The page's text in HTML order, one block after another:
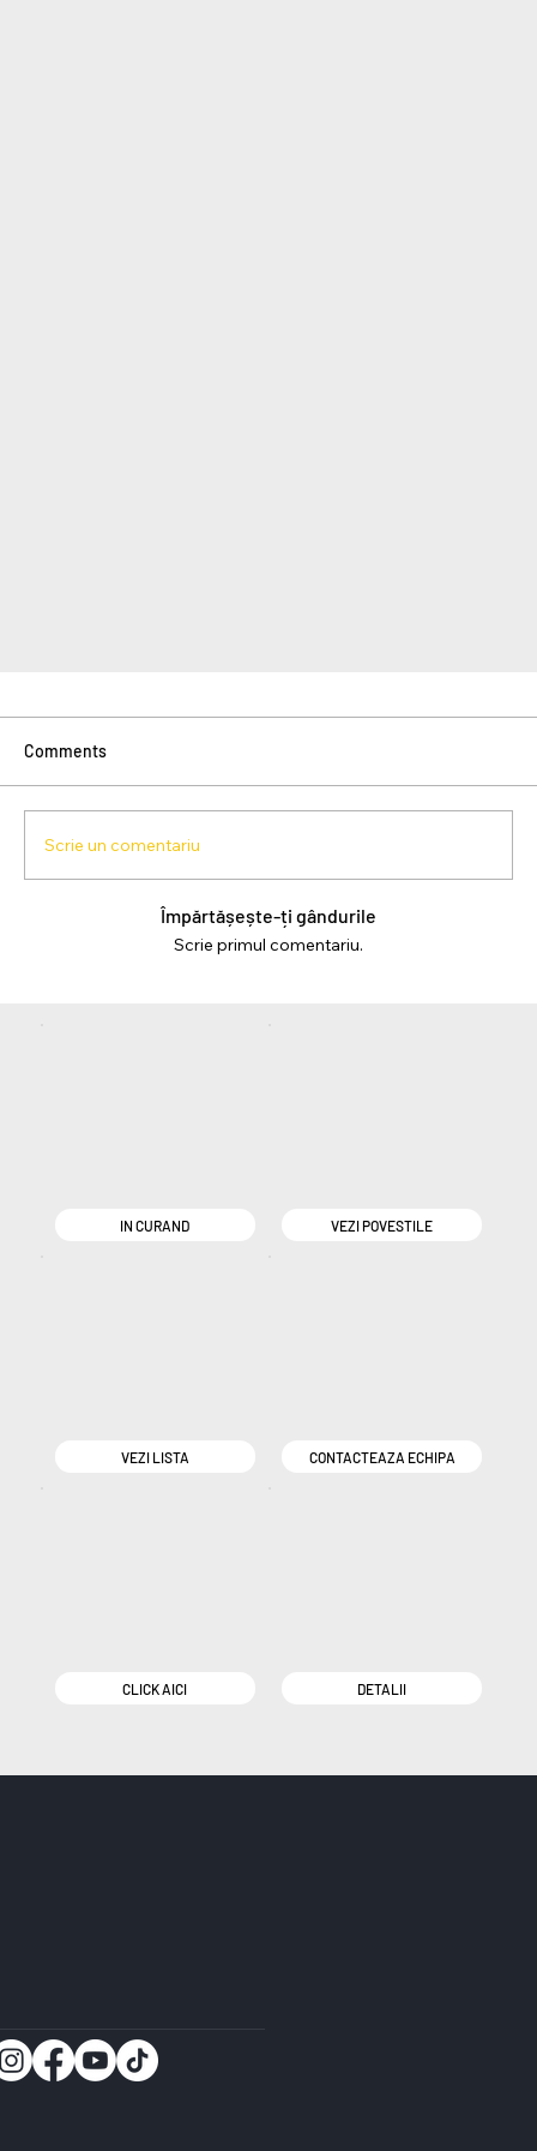
Comments
Scrie un comentariu
Împărtășește-ți gândurile
Scrie primul comentariu.
IN CURAND VEZI POVESTILE
VEZI LISTA CONTACTEAZA ECHIPA
CLICK AICI DETALII